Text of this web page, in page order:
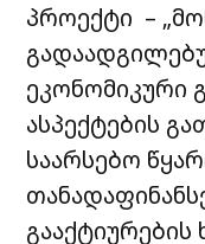
პროექტი –
ეკონომიკური
ასპექტების
საარსებო
გააქტიურების